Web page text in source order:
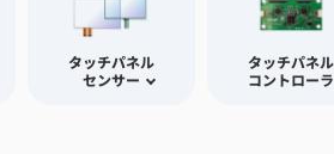
タッチパネル
センサー
タッチパネル
コントローラ